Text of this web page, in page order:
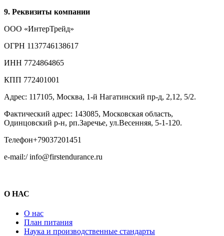
9. Реквизиты компании
ООО «ИнтерТрейд»
ОГРН 1137746138617
ИНН 7724864865
КПП 772401001
Адрес: 117105, Москва, 1-й Нагатинский пр-д, 2,12, 5/2.
Фактический адрес: 143085, Московская область,
Одинцовский р-н, рп.Заречье, ул.Весенняя, 5-1-120.
Телефон+79037201451
e-mail:/info@firstendurance.ru
О НАС
О нас
План питания
Наука и производственные стандарты